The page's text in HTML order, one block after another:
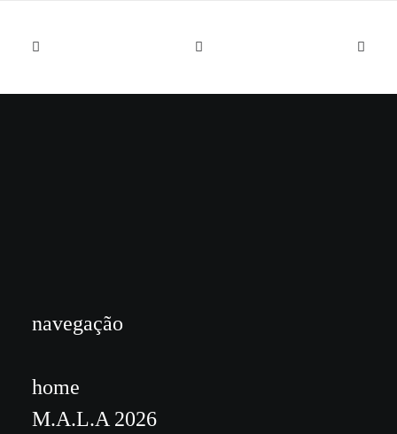
navegação
home
M.A.L.A 2026